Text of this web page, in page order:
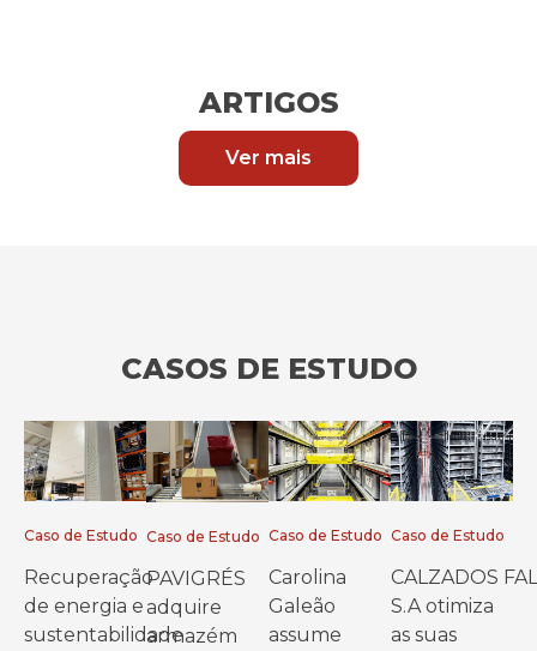
ARTIGOS
Ver mais
CASOS DE ESTUDO
Caso de Estudo
Recuperação
de energia e
sustentabilidade
Caso de Estudo
PAVIGRÉS
adquire
armazém
Caso de Estudo
Carolina
Galeão
assume
Caso de Estudo
CALZADOS FAL
S.A otimiza
as suas